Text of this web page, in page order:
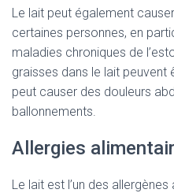
Le lait peut également
certaines personnes, en
maladies chroniques de
graisses dans le lait peuvent
peut causer des douleurs
ballonnements.
Allergies
Le lait est l’un des